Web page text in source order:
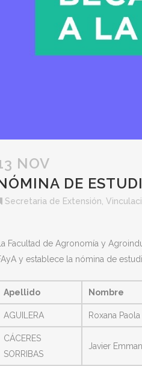
NOV
DE
Secretaria de Extensión,
La Facultad de Agronomía y
y establece la nómina de
Apellido Nombre
AGUILERA Roxana Paola
CÁCERES
SORRIBAS
Javier